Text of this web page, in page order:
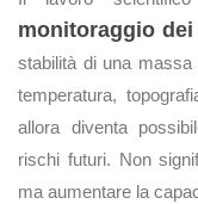
monitoraggio
stabilità di una massa
temperatura,
allora diventa
rischi futuri. Non
ma aumentare la